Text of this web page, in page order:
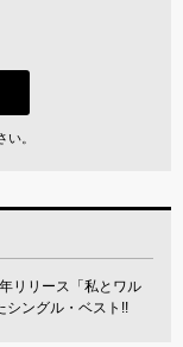
。
リリース「私とワル
シングル・ベスト!!